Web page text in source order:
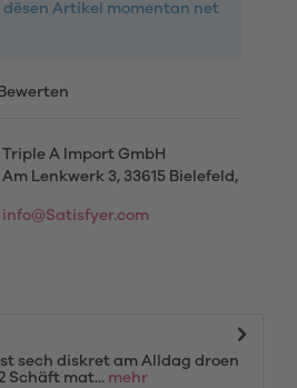
dësen Artikel momentan net
Bewerten
Triple A Import GmbH
Am Lenkwerk 3, 33615 Bielefeld,
info@Satisfyer.com
sech diskret am Alldag droen
Schäft mat... mehr